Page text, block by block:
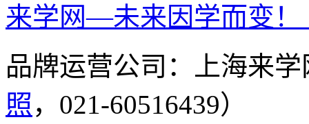
来学网—未来因学而变！
品牌运营公司：上海来
照 ，021-60516439）